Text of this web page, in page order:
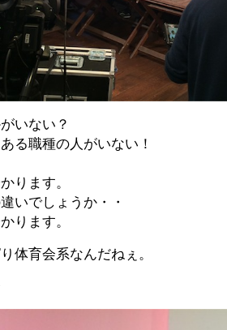
いない？
る職種の人がいない！
ります。
いでしょうか・・
ります。
体育会系なんだねぇ。